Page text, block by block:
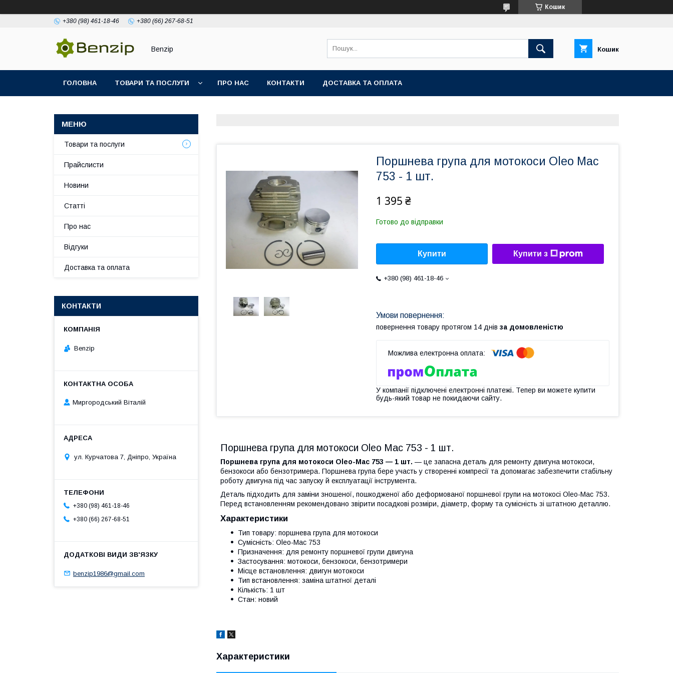
Кошик
+380 (98) 461-18-46 +380 (66) 267-68-51
Benzip Кошик
ГОЛОВНА ТОВАРИ ТА ПОСЛУГИ ПРО НАС КОНТАКТИ ДОСТАВКА ТА ОПЛАТА
Поршнева група для мотокоси Oleo Mac
753 - 1 шт.
1 395 ₴
Готово до відправки
Купити Купити з
+380 (98) 461-18-46
повернення товару протягом 14 днів за домовленістю
У компанії підключені електронні платежі. Тепер ви можете купити
будь-який товар не покидаючи сайту.
Поршнева група для мотокоси Oleo Mac 753 - 1 шт.
Поршнева група для мотокоси Oleo-Mac 753 — 1 шт. — це запасна деталь для ремонту двигуна мотокоси,
бензокоси або бензотримера. Поршнева група бере участь у створенні компресії та допомагає забезпечити стабільну
роботу двигуна під час запуску й експлуатації інструмента.
Деталь підходить для заміни зношеної, пошкодженої або деформованої поршневої групи на мотокосі Oleo-Mac 753.
Перед встановленням рекомендовано звірити посадкові розміри, діаметр, форму та сумісність зі штатною деталлю.
Характеристики
Тип товару: поршнева група для мотокоси
Сумісність: Oleo-Mac 753
Призначення: для ремонту поршневої групи двигуна
Застосування: мотокоси, бензокоси, бензотримери
Місце встановлення: двигун мотокоси
Тип встановлення: заміна штатної деталі
Кількість: 1 шт
Стан: новий
Характеристики
Товари та послуги
Прайслисти
Новини
Статті
Про нас
Відгуки
Доставка та оплата
КОНТАКТИ
Benzip
Миргородський Віталій
ул. Курчатова 7, Дніпро, Україна
+380 (98) 461-18-46
+380 (66) 267-68-51
benzip1986@gmail.com